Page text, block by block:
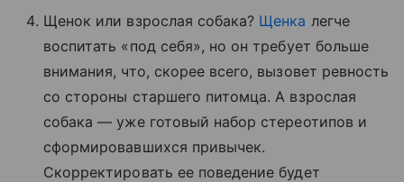
Щенок или взрослая собака? Щенка легче
воспитать «под себя», но он требует больше
внимания, что, скорее всего, вызовет ревность
со стороны старшего питомца. А взрослая
собака — уже готовый набор стереотипов и
сформировавшихся привычек.
Скорректировать ее поведение будет